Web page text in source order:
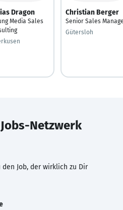
Dragon
Media Sales
Christian Berger
Senior Sales
Gütersloh
Jobs-Netzwerk
Job, der wirklich zu Dir